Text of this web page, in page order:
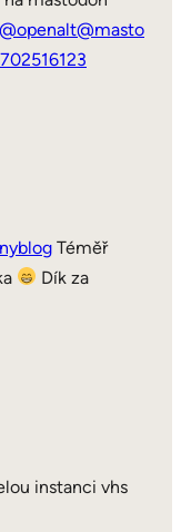
Téměř
Dík za
instanci vhs